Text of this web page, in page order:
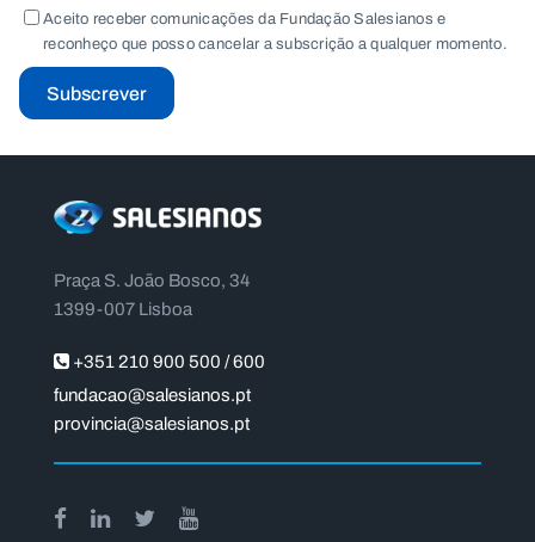
Aceito receber comunicações da Fundação Salesianos e
reconheço que posso cancelar a subscrição a qualquer momento.
Subscrever
Praça S. João Bosco, 34
1399-007 Lisboa
+351 210 900 500 / 600
fundacao@salesianos.pt
provincia@salesianos.pt